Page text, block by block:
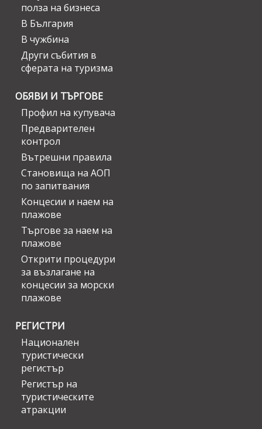
полза на бизнеса
В България
В чужбина
Други събития в
сферата на туризма
ОБЯВИ И ТЪРГОВЕ
Профил на купувача
Предварителен
контрол
Вътрешни правила
Становища на АОП
по запитвания
Концесии и наем на
плажове
Търгове за наем на
плажове
Открити процедури
за възлагане на
концесии за морски
плажове
РЕГИСТРИ
Национален
туристически
регистър
Регистър на
туристическите
атракции